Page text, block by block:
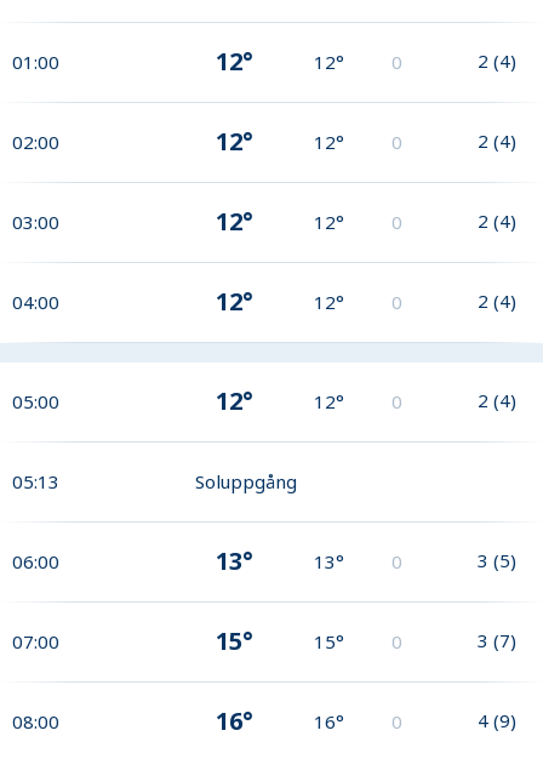
01:00 12° 12° 0 2 (4)
02:00 12° 12° 0 2 (4)
03:00 12° 12° 0 2 (4)
04:00 12° 12° 0 2 (4)
05:00 12° 12° 0 2 (4)
05:13 Soluppgång
06:00 13° 13° 0 3 (5)
07:00 15° 15° 0 3 (7)
08:00 16° 16° 0 4 (9)